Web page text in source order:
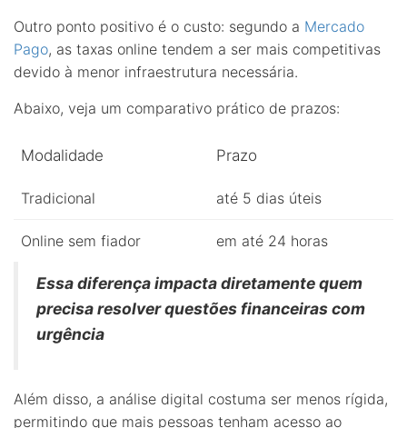
Outro ponto positivo é o custo: segundo a Mercado
Pago, as taxas online tendem a ser mais competitivas
devido à menor infraestrutura necessária.
Abaixo, veja um comparativo prático de prazos:
Modalidade Prazo
Tradicional até 5 dias úteis
Online sem fiador em até 24 horas
Essa diferença impacta diretamente quem
precisa resolver questões financeiras com
urgência
Além disso, a análise digital costuma ser menos rígida,
permitindo que mais pessoas tenham acesso ao